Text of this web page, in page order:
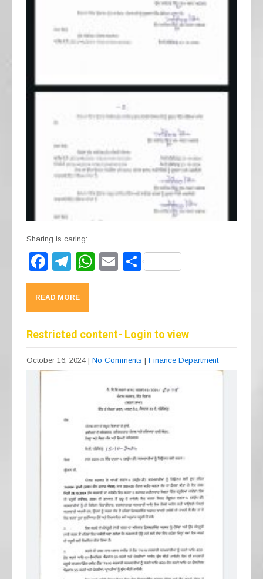
Sharing is caring:
F
a
c
e
b
o
o
T
el
e
gr
a
m
W
A
p
E S
READ MORE
Restricted content- Login to view
October 16, 2024 | No Comments | Finance Department